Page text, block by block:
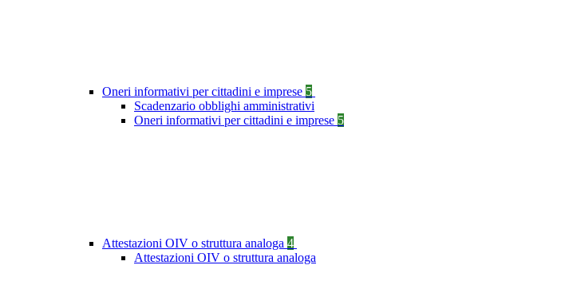
Oneri informativi per cittadini e imprese 5
Scadenzario obblighi amministrativi
Oneri informativi per cittadini e imprese 5
Attestazioni OIV o struttura analoga 4
Attestazioni OIV o struttura analoga